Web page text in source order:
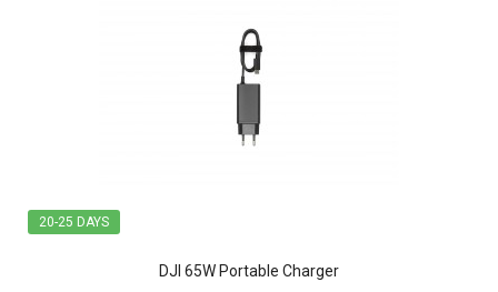
20-25 DAYS
DJI 65W Portable Charger